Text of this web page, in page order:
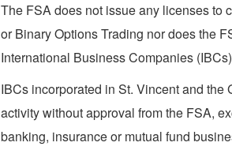
The FSA does not issue any licenses to
or Binary Options Trading nor does the
International Business Companies
IBCs incorporated in St. Vincent and
activity without approval from the FSA,
banking, insurance or mutual fund